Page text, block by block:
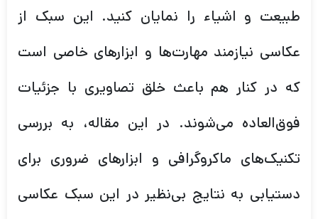
طبیعت و اشیاء را نمایان کنید. این سبک از
عکاسی نیازمند مهارت‌ها و ابزارهای خاصی است
که در کنار هم باعث خلق تصاویری با جزئیات
فوق‌العاده می‌شوند. در این مقاله، به بررسی
تکنیک‌های ماکروگرافی و ابزارهای ضروری برای
دستیابی به نتایج بی‌نظیر در این سبک عکاسی